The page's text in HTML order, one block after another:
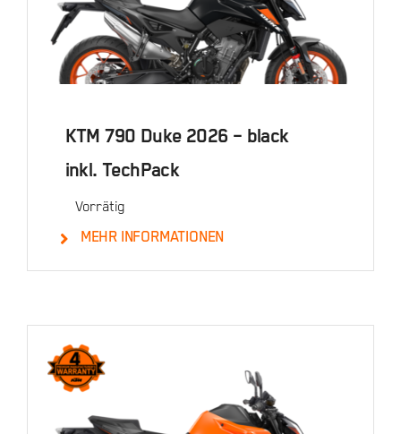
KTM 790 Duke 2026 – black
inkl. TechPack
Vorrätig
MEHR INFORMATIONEN